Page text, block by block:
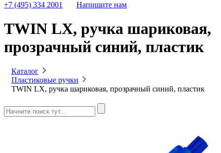
+7 (495) 334 2001
Напишите нам
TWIN LX, ручка шариковая,
прозрачный синий, пластик
Каталог
Пластиковые ручки
TWIN LX, ручка шариковая, прозрачный синий, пластик